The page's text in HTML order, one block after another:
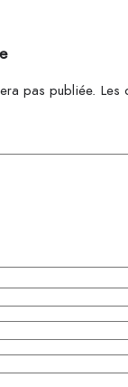
pas publiée. Les